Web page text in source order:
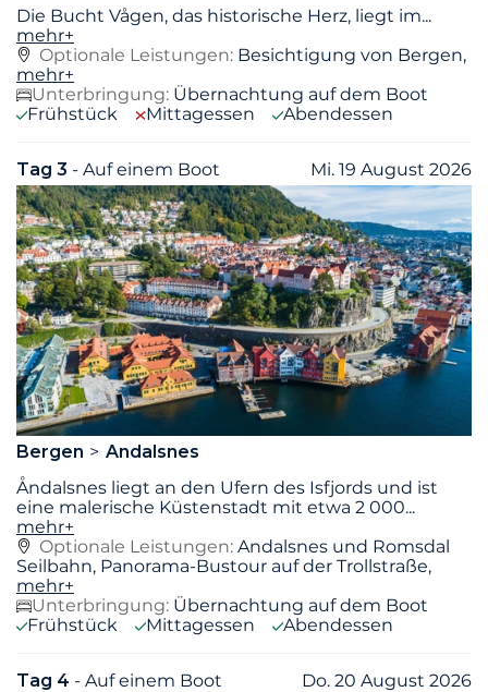
Die Bucht Vågen, das historische Herz, liegt im...
mehr+
Optionale Leistungen: Besichtigung von Bergen,
mehr+
Unterbringung: Übernachtung auf dem Boot
Frühstück
Mittagessen Abendessen
Tag 3 - Auf einem Boot Mi. 19 August 2026
Bergen
Andalsnes
Åndalsnes liegt an den Ufern des Isfjords und ist
eine malerische Küstenstadt mit etwa 2 000...
mehr+
Optionale Leistungen: Andalsnes und Romsdal
Seilbahn, Panorama-Bustour auf der Trollstraße,
mehr+
Unterbringung: Übernachtung auf dem Boot
Frühstück
Mittagessen Abendessen
Tag 4 - Auf einem Boot Do. 20 August 2026